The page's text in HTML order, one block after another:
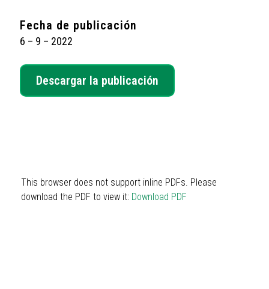
Fecha de publicación
6 – 9 – 2022
Descargar la publicación
This browser does not support inline PDFs. Please
download the PDF to view it: Download PDF